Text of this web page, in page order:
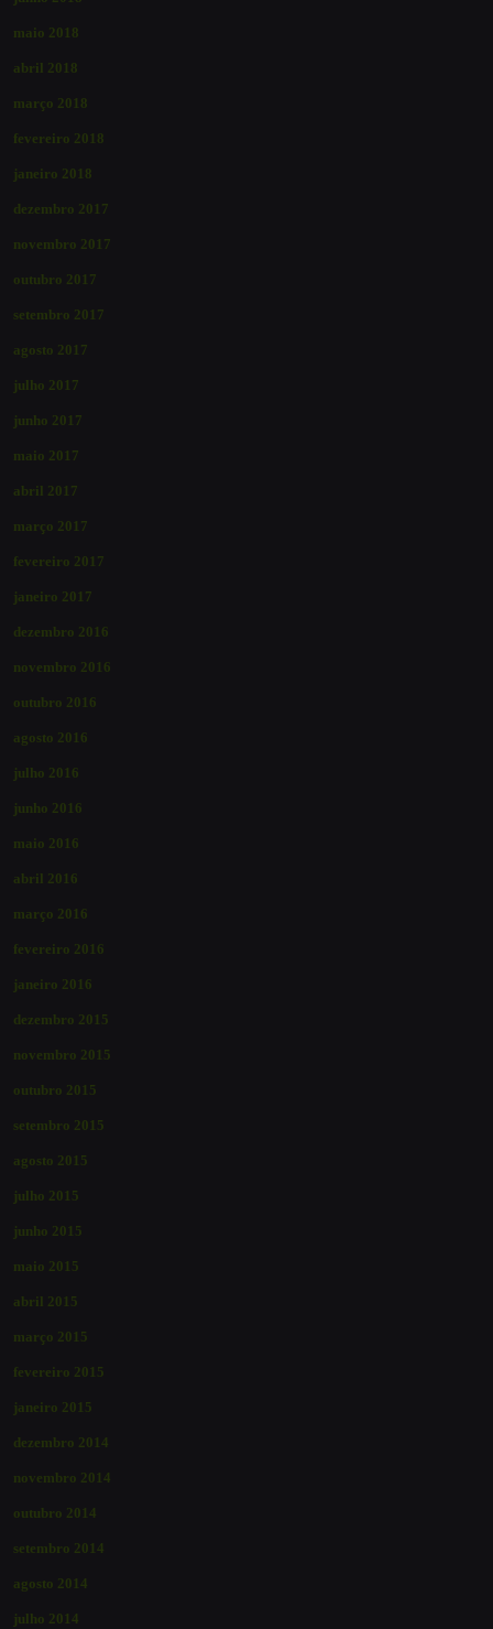
maio 2018
abril 2018
março 2018
fevereiro 2018
janeiro 2018
dezembro 2017
novembro 2017
outubro 2017
setembro 2017
agosto 2017
julho 2017
junho 2017
maio 2017
abril 2017
março 2017
fevereiro 2017
janeiro 2017
dezembro 2016
novembro 2016
outubro 2016
agosto 2016
julho 2016
junho 2016
maio 2016
abril 2016
março 2016
fevereiro 2016
janeiro 2016
dezembro 2015
novembro 2015
outubro 2015
setembro 2015
agosto 2015
julho 2015
junho 2015
maio 2015
abril 2015
março 2015
fevereiro 2015
janeiro 2015
dezembro 2014
novembro 2014
outubro 2014
setembro 2014
agosto 2014
julho 2014